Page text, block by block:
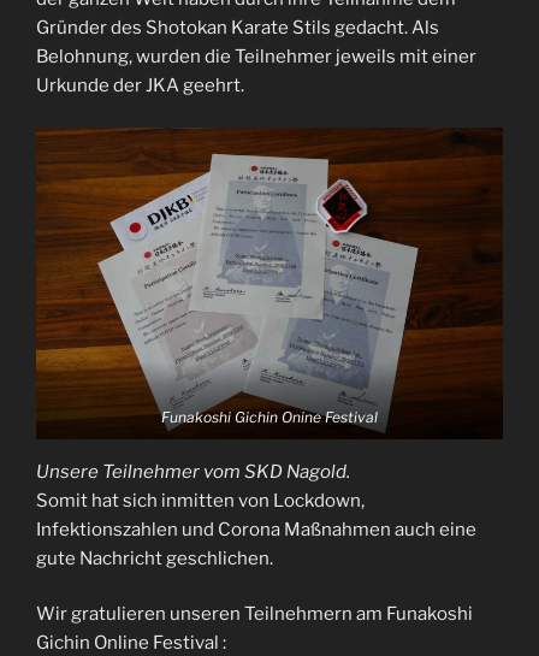
Gründer des Shotokan Karate Stils gedacht. Als
Belohnung, wurden die Teilnehmer jeweils mit einer
Urkunde der JKA geehrt.
Funakoshi Gichin Onine Festival
Unsere Teilnehmer vom SKD Nagold.
Somit hat sich inmitten von Lockdown,
Infektionszahlen und Corona Maßnahmen auch eine
gute Nachricht geschlichen.
Wir gratulieren unseren Teilnehmern am Funakoshi
Gichin Online Festival :